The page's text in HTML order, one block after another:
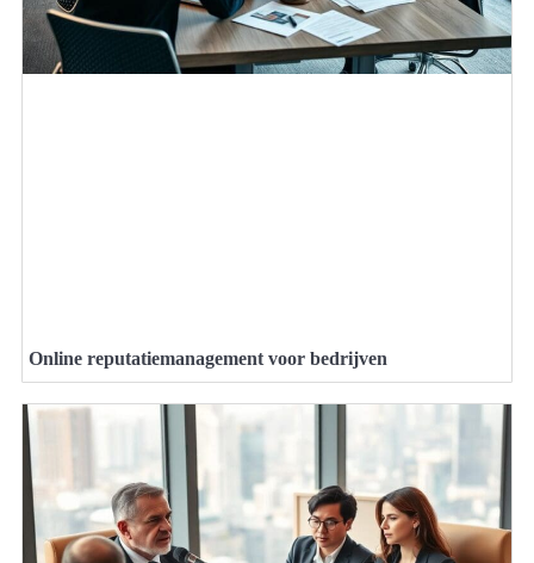
Online reputatiemanagement voor bedrijven